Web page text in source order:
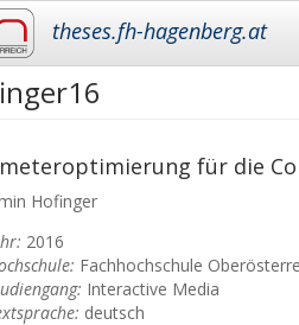
theses.fh-hagenberg.at
für die
Hofinger
2016
Fachhochschule
Interactive Media
deutsch